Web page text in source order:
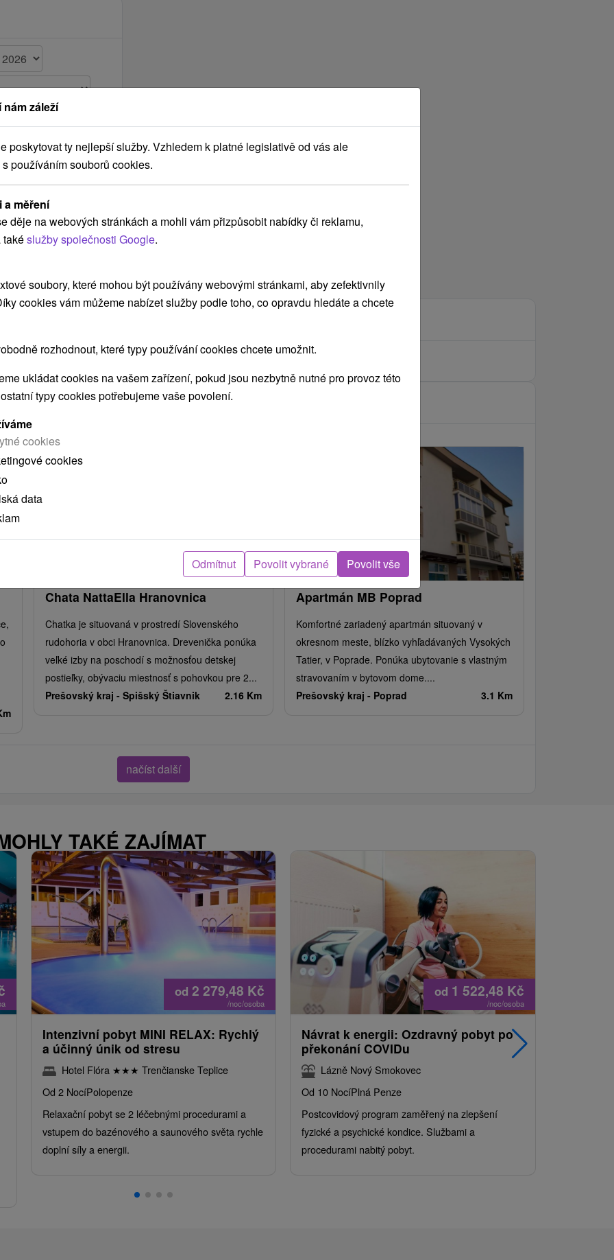
skutečná délka cesty může být jiná.
nacházejí v blízkosti?
Chata NattaElla Hranovnica
Chatka je situovaná v prostredí Slovenského
rudohoria v obci Hranovnica. Drevenička ponúka
veľké izby na poschodí s možnosťou detskej
postieľky, obývaciu miestnosť s pohovkou pre 2...
Prešovský kraj - Spišský Štiavnik 2.16 Km
Apartmán MB Poprad
Komfortné zariadený apartmán situovaný v
okresnom meste, blízko vyhľadávaných Vysokých
Tatier, v Poprade. Ponúka ubytovanie s vlastným
stravovaním v bytovom dome....
Prešovský kraj - Poprad 3.1 Km
načíst další
TAKÉ ZAJÍMAT
od 2 279,48 Kč
/noc/osoba
Intenzivní pobyt MINI RELAX: Rychlý
a účinný únik od stresu
Hotel Flóra ★★★ Trenčianske Teplice
Od 2 NocíPolopenze
Relaxační pobyt se 2 léčebnými procedurami a
vstupem do bazénového a saunového světa rychle
doplní síly a energii.
od 1 522,48 Kč
/noc/osoba
Návrat k energii: Ozdravný pobyt po
překonání COVIDu
Lázně Nový Smokovec
Od 10 NocíPlná Penze
Postcovidový program zaměřený na zlepšení
fyzické a psychické kondice. Službami a
procedurami nabitý pobyt.
záleží
poskytovat ty nejlepší služby. Vzhledem k platné legislativě od vás ale
používáním souborů cookies.
a měření
děje na webových stránkách a mohli vám přizpůsobit nabídky či reklamu,
takéslužby společnosti Google.
soubory, které mohou být používány webovými stránkami, aby zefektivnily
cookies vám můžeme nabízet služby podle toho, co opravdu hledáte a chcete
rozhodnout, které typy používání cookies chcete umožnit.
ukládat cookies na vašem zařízení, pokud jsou nezbytně nutné pro provoz této
typy cookies potřebujeme vaše povolení.
cookies
cookies
data
Odmítnut Povolit vybrané Povolit vše